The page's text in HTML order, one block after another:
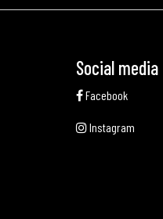
Social media
Facebook
Instagram